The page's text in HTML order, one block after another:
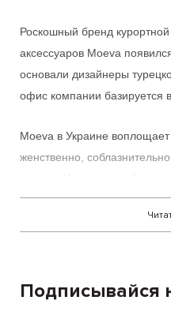
Роскошный бренд
аксессуаров Moeva
основали дизайнеры
офис компании базируется
Moeva в Украине
женственно,
отдыхе. Узнаваемые фишки
совершенная
выход за рамки;
Подписывайся